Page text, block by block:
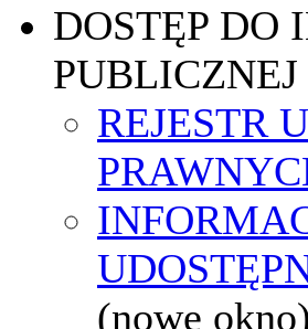
DOSTĘP DO
PUBLICZNEJ
REJESTR
(nowe okno)